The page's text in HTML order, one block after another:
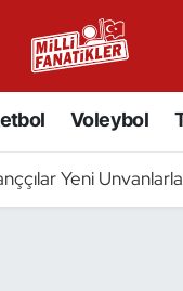
Voleybol
Yeni Unvanlarla